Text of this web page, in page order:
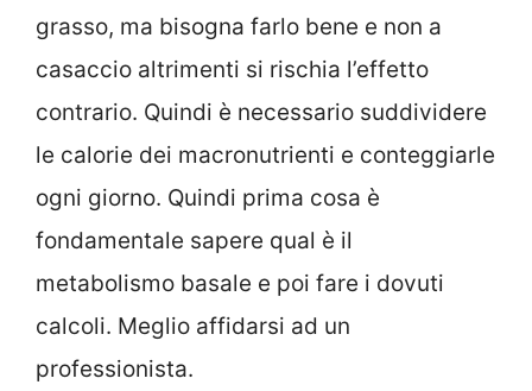
grasso, ma bisogna farlo bene e non a
casaccio altrimenti si rischia l’effetto
contrario. Quindi è necessario suddividere
le calorie dei macronutrienti e conteggiarle
ogni giorno. Quindi prima cosa è
fondamentale sapere qual è il
metabolismo basale e poi fare i dovuti
calcoli. Meglio affidarsi ad un
professionista.